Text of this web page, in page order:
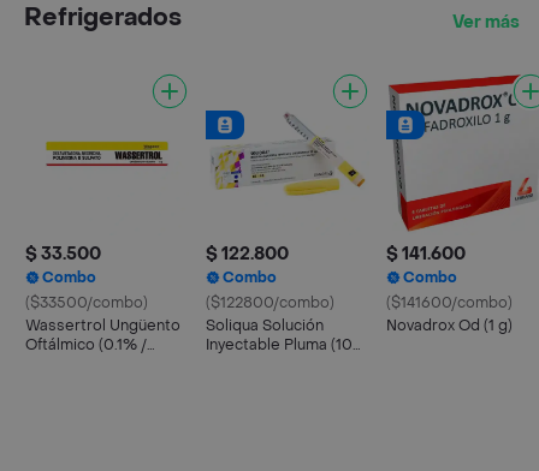
Refrigerados Ver más
$ 33.500
Combo
($33500/combo)
Wassertrol Ungüento
Oftálmico (0.1% /
$ 122.800
Combo
($122800/combo)
Soliqua Solución
Inyectable Pluma (100
$ 141.600
Combo
($141600/combo)
Novadrox Od (1 g)